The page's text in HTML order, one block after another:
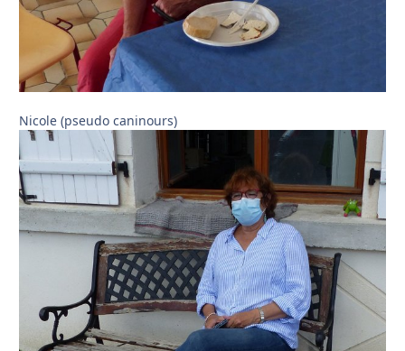
Nicole (pseudo caninours)